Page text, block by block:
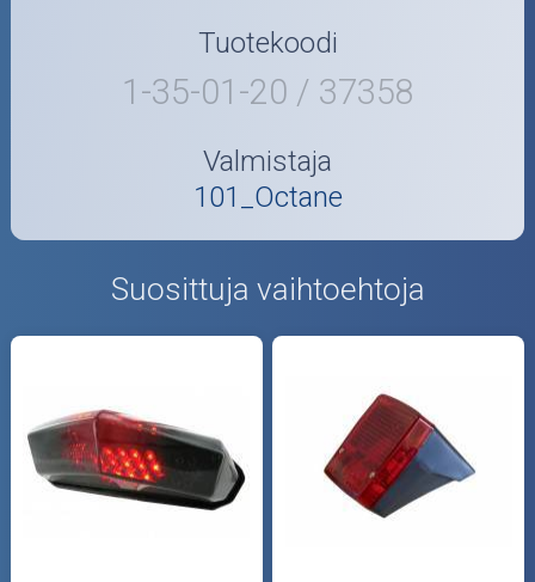
Tuotekoodi
1-35-01-20 / 37358
Valmistaja
101_Octane
Suosittuja vaihtoehtoja